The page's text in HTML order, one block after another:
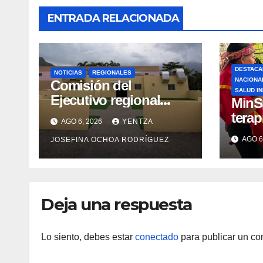
ENTRADA RELACIONADA
NOTICIAS REGIONALES
Comisión del
Ejecutivo regional
inspeccionó obras de
recuperación en la
Maternidad Integral
Aragua
AGO 6, 2026 YENTZA
JOSEFINA OCHOA RODRÍGUEZ
SALUD
AGO
Deja una respuesta
Lo siento, debes estar conectado para publicar un